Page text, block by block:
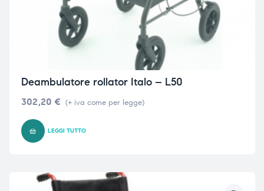
Deambulatore rollator Italo – L50
302,20 € (+ iva come per legge)
LEGGI TUTTO